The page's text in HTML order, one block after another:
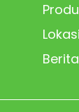
Lokasi
Berita